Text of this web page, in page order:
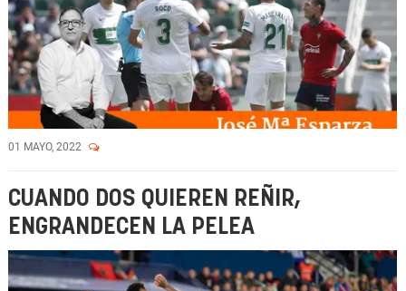
01 MAYO, 2022
CUANDO DOS QUIEREN REÑIR,
ENGRANDECEN LA PELEA